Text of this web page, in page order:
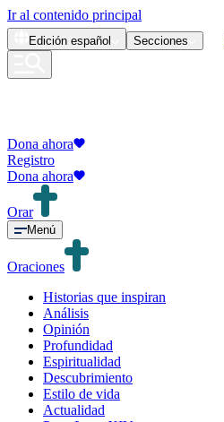
Ir al contenido principal
Edición español Secciones
Dona ahora
Registro
Dona ahora
Orar
Menú
Oraciones
Historias que inspiran
Análisis
Opinión
Profundidad
Espiritualidad
Descubrimiento
Estilo de vida
Actualidad